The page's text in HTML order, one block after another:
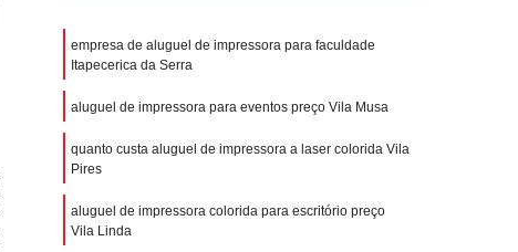
empresa de aluguel de impressora para faculdade
Itapecerica da Serra
aluguel de impressora para eventos preço Vila Musa
quanto custa aluguel de impressora a laser colorida Vila
Pires
aluguel de impressora colorida para escritório preço
Vila Linda